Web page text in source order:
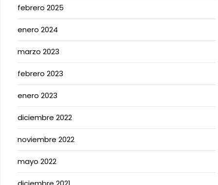
febrero 2025
enero 2024
marzo 2023
febrero 2023
enero 2023
diciembre 2022
noviembre 2022
mayo 2022